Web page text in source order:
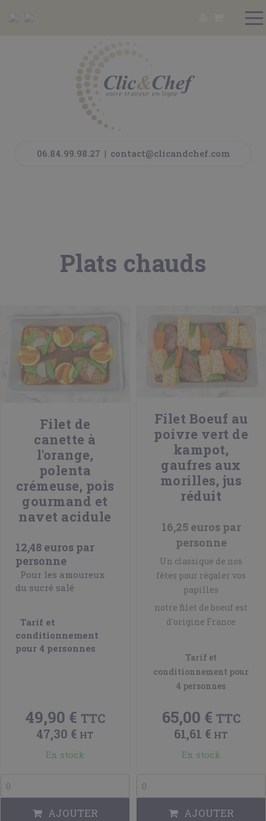
06.84.99.98.27 | contact@clicandchef.com
Plats chauds
Filet de
canette à
l'orange,
polenta
crémeuse, pois
gourmand et
navet acidule
12,48 euros par
personne
Pour les amoureux
du sucré salé
Tarif et
conditionnement
pour 4 personnes
49,90 € TTC
47,30 € HT
En stock
AJOUTER
Filet Boeuf au
poivre vert de
kampot,
gaufres aux
morilles, jus
réduit
16,25 euros par
personne
Un classique de nos
fêtes pour régaler vos
papilles
notre filet de boeuf est
d'origine France
Tarif et
conditionnement pour
4 personnes
65,00 € TTC
61,61 € HT
En stock
AJOUTER